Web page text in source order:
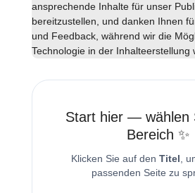
ansprechende Inhalte für unser
bereitzustellen, und danken Ihnen
und Feedback, während wir die
Technologie in der Inhalteerstellung
Start hier — wählen
Bereich ✨
Klicken Sie auf den Titel ,
passenden Seite zu